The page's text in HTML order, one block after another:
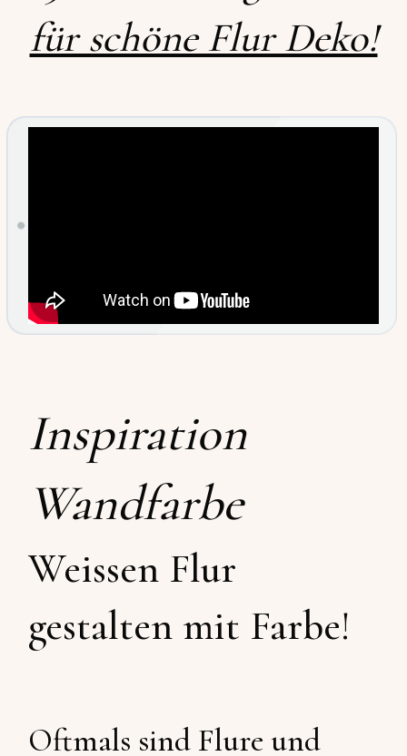
für schöne Flur Deko!
Inspiration
Wandfarbe
Weissen Flur
gestalten mit Farbe!
Oftmals sind Flure und